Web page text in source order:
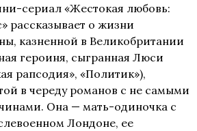
сериал «Жестокая любовь:
рассказывает о жизни
казненной в Великобритании
героиня, сыгранная Люси
рапсодия», «Политик»),
в череду романов с не самыми
Она — мать-одиночка с
Лондоне, ее